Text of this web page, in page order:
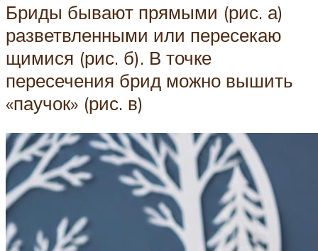
Бриды бывают прямыми (рис. а)
разветвленными или пересекаю
щимися (рис. б). В точке
пересечения брид можно вышить
«паучок» (рис. в)